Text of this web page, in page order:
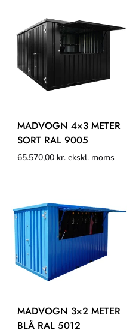
MADVOGN 4×3 METER
SORT RAL 9005
65.570,00 kr. ekskl. moms
MADVOGN 3×2 METER
BLÅ RAL 5012